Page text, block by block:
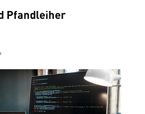
Pfandleiher